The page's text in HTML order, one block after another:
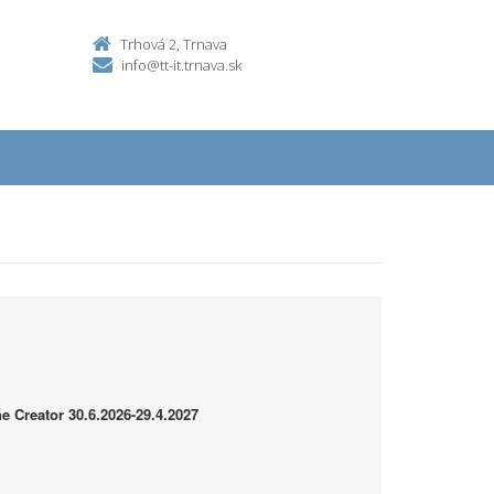
Trhová 2, Trnava
info@tt-it.trnava.sk
Creator 30.6.2026-29.4.2027